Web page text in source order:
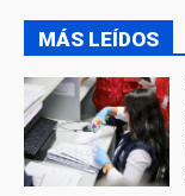
MÁS LEÍDOS